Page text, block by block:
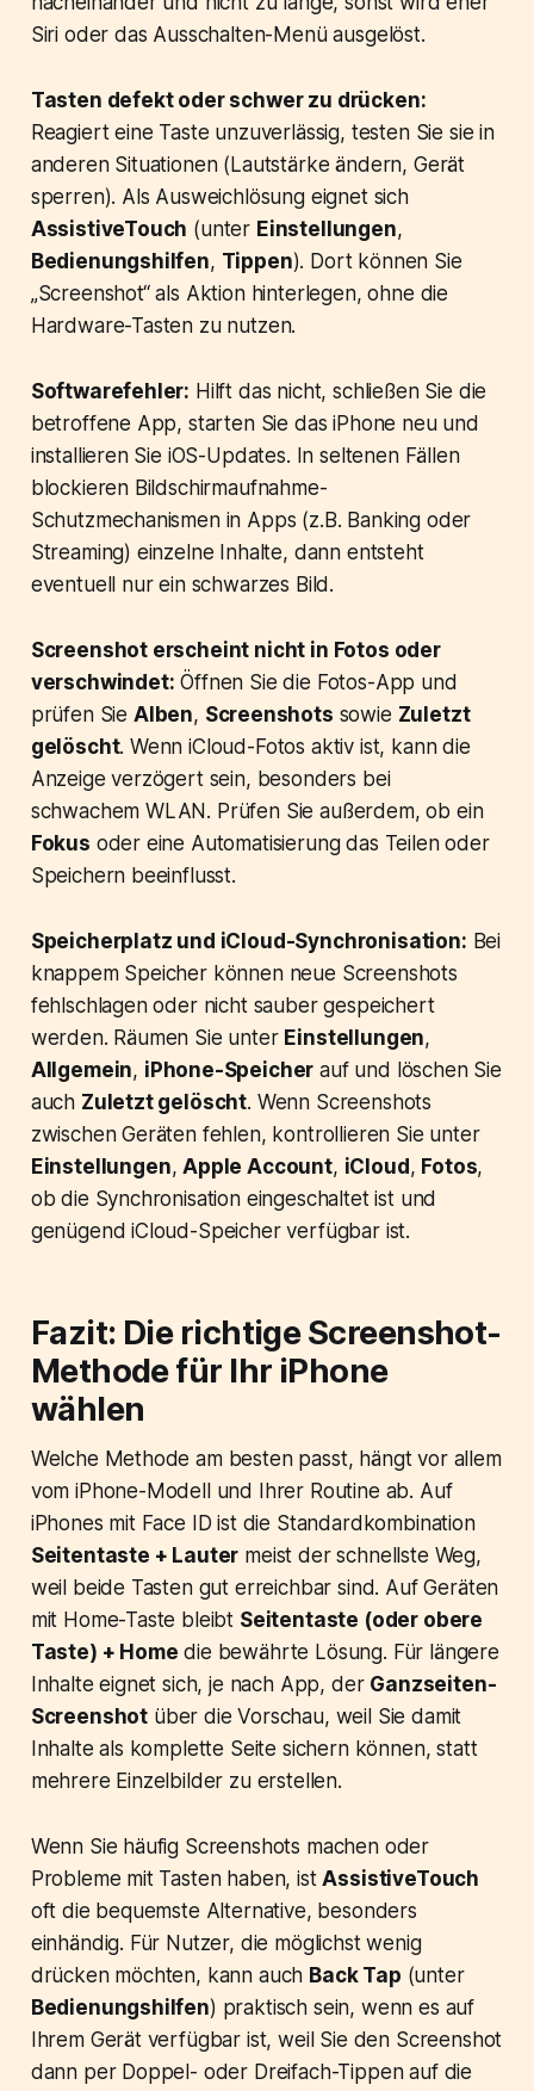
Siri oder das Ausschalten-Menü ausgelöst.
Tasten defekt oder schwer zu drücken:
Reagiert eine Taste unzuverlässig, testen Sie sie in
anderen Situationen (Lautstärke ändern, Gerät
sperren). Als Ausweichlösung eignet sich
AssistiveTouch (unter Einstellungen,
Bedienungshilfen, Tippen). Dort können Sie
„Screenshot“ als Aktion hinterlegen, ohne die
Hardware-Tasten zu nutzen.
Softwarefehler: Hilft das nicht, schließen Sie die
betroffene App, starten Sie das iPhone neu und
installieren Sie iOS-Updates. In seltenen Fällen
blockieren Bildschirmaufnahme-
Schutzmechanismen in Apps (z.B. Banking oder
Streaming) einzelne Inhalte, dann entsteht
eventuell nur ein schwarzes Bild.
Screenshot erscheint nicht in Fotos oder
verschwindet: Öffnen Sie die Fotos-App und
prüfen Sie Alben, Screenshots sowie Zuletzt
gelöscht. Wenn iCloud-Fotos aktiv ist, kann die
Anzeige verzögert sein, besonders bei
schwachem WLAN. Prüfen Sie außerdem, ob ein
Fokus oder eine Automatisierung das Teilen oder
Speichern beeinflusst.
Speicherplatz und iCloud-Synchronisation: Bei
knappem Speicher können neue Screenshots
fehlschlagen oder nicht sauber gespeichert
werden. Räumen Sie unter Einstellungen,
Allgemein, iPhone-Speicher auf und löschen Sie
auch Zuletzt gelöscht. Wenn Screenshots
zwischen Geräten fehlen, kontrollieren Sie unter
Einstellungen,Apple Account, iCloud , Fotos,
ob die Synchronisation eingeschaltet ist und
genügend iCloud-Speicher verfügbar ist.
Fazit: Die richtige Screenshot-
Methode für Ihr iPhone
wählen
Welche Methode am besten passt, hängt vor allem
vom iPhone-Modell und Ihrer Routine ab. Auf
iPhones mit Face ID ist die Standardkombination
Seitentaste + Lauter meist der schnellste Weg,
weil beide Tasten gut erreichbar sind. Auf Geräten
mit Home-Taste bleibt Seitentaste (oder obere
Taste) + Home die bewährte Lösung. Für längere
Inhalte eignet sich, je nach App, der Ganzseiten-
Screenshot über die Vorschau, weil Sie damit
Inhalte als komplette Seite sichern können, statt
mehrere Einzelbilder zu erstellen.
Wenn Sie häufig Screenshots machen oder
Probleme mit Tasten haben, istAssistiveTouch
oft die bequemste Alternative, besonders
einhändig. Für Nutzer, die möglichst wenig
drücken möchten, kann auch Back Tap (unter
Bedienungshilfen) praktisch sein, wenn es auf
Ihrem Gerät verfügbar ist, weil Sie den Screenshot
dann per Doppel- oder Dreifach-Tippen auf die